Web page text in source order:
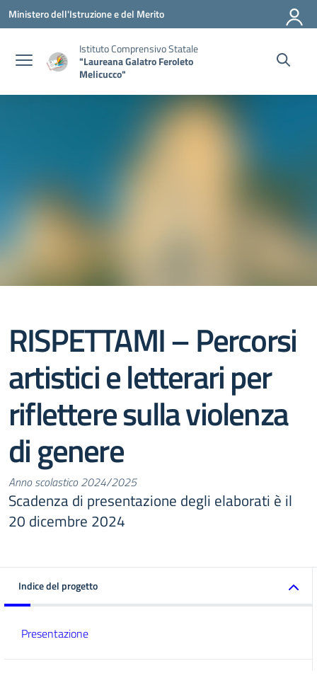
Vai ai contenuti
Vai al menu di navigazione
Vai al footer
Ministero dell'Istruzione e del Merito
Istituto Comprensivo Statale
"Laureana Galatro Feroleto
Melicucco"
RISPETTAMI – Percorsi
artistici e letterari per
riflettere sulla violenza
di genere
Anno scolastico 2024/2025
Scadenza di presentazione degli elaborati è il
20 dicembre 2024
Indice del progetto
Presentazione